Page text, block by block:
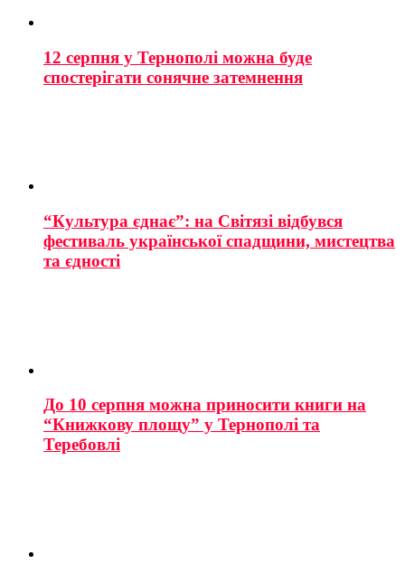
12 серпня у Тернополі можна буде
спостерігати сонячне затемнення
“Культура єднає”: на Світязі відбувся
фестиваль української спадщини, мистецтва
та єдності
До 10 серпня можна приносити книги на
“Книжкову площу” у Тернополі та
Теребовлі